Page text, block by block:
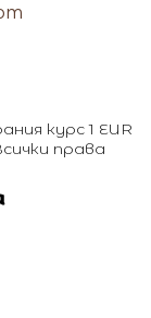
курс 1 EUR
права